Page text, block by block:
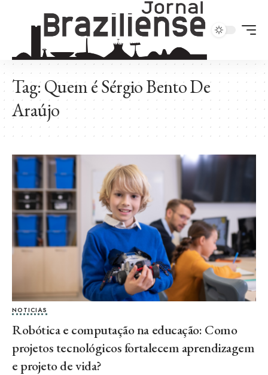
Tag:Quem é Sérgio Bento De
Araújo
NOTICIAS
Robótica e computação na educação: Como
projetos tecnológicos fortalecem aprendizagem
e projeto de vida?